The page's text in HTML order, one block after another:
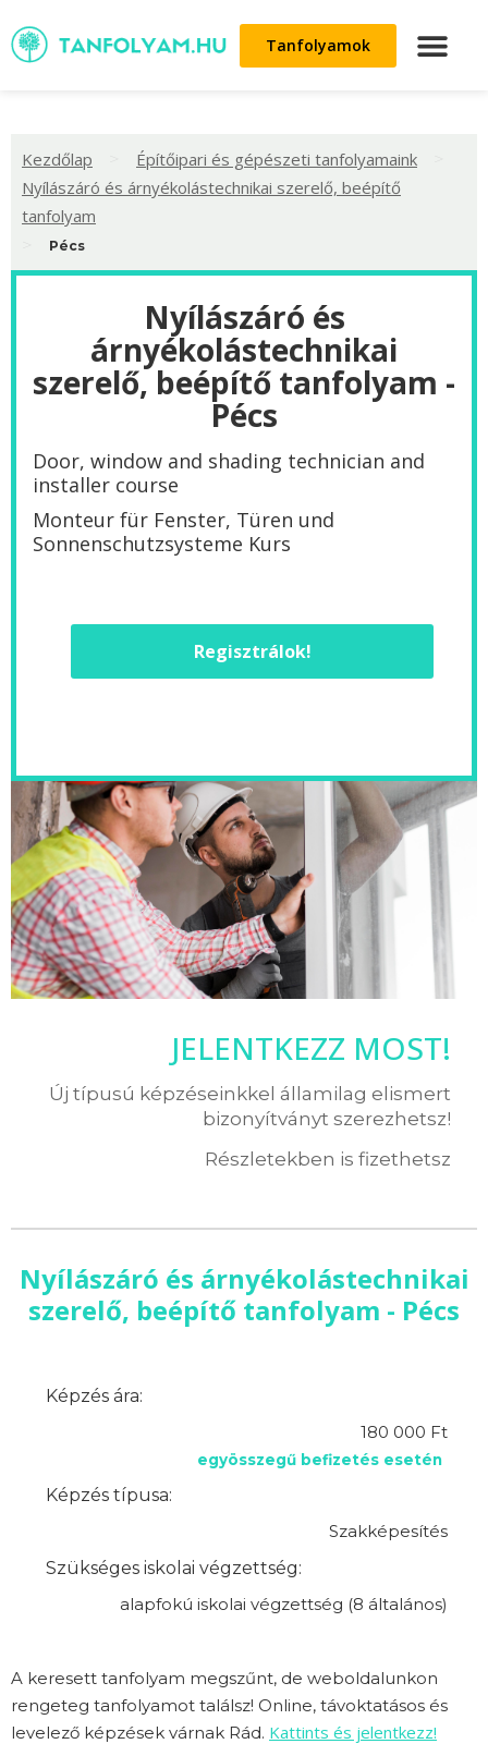
Tanfolyamok
Kezdőlap Építőipari és gépészeti tanfolyamaink
Nyílászáró és árnyékolástechnikai szerelő, beépítő
tanfolyam
Pécs
Nyílászáró és
árnyékolástechnikai
szerelő, beépítő tanfolyam -
Pécs
Door, window and shading technician and
installer course
Monteur für Fenster, Türen und
Sonnenschutzsysteme Kurs
Regisztrálok!
JELENTKEZZ MOST!
Új típusú képzéseinkkel államilag elismert
bizonyítványt szerezhetsz!
Részletekben is fizethetsz
Nyílászáró és árnyékolástechnikai
szerelő, beépítő tanfolyam - Pécs
Képzés ára:
180 000 Ft
egyösszegű befizetés esetén
Képzés típusa:
Szakképesítés
Szükséges iskolai végzettség:
alapfokú iskolai végzettség (8 általános)
A keresett tanfolyam megszűnt, de weboldalunkon
rengeteg tanfolyamot találsz! Online, távoktatásos és
levelező képzések várnak Rád. Kattints és jelentkezz!